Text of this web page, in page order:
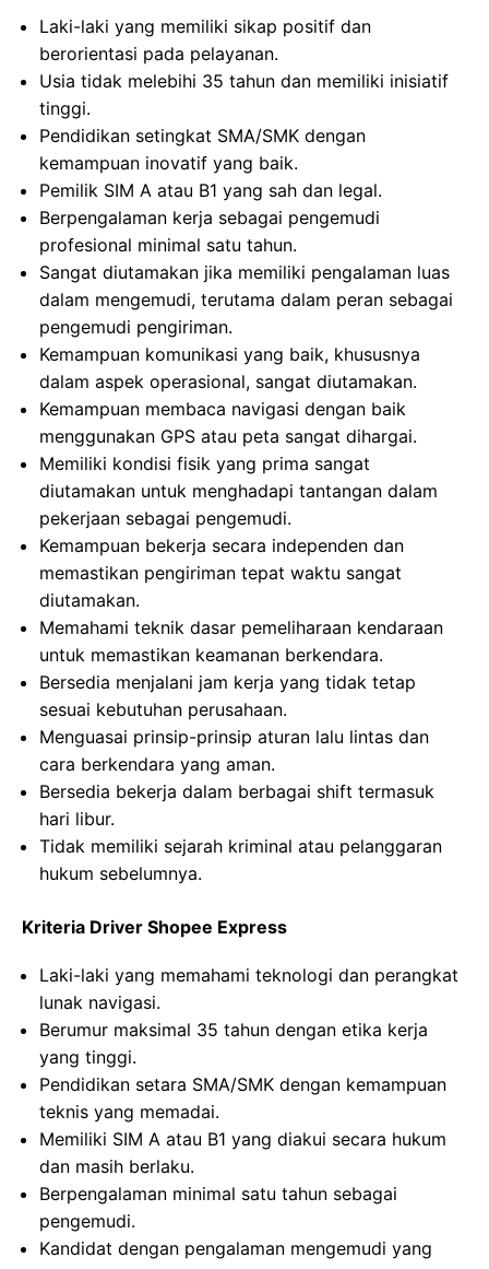
Laki-laki yang memiliki sikap positif dan
berorientasi pada pelayanan.
Usia tidak melebihi 35 tahun dan memiliki inisiatif
tinggi.
Pendidikan setingkat SMA/SMK dengan
kemampuan inovatif yang baik.
Pemilik SIM A atau B1 yang sah dan legal.
Berpengalaman kerja sebagai pengemudi
profesional minimal satu tahun.
Sangat diutamakan jika memiliki pengalaman luas
dalam mengemudi, terutama dalam peran sebagai
pengemudi pengiriman.
Kemampuan komunikasi yang baik, khususnya
dalam aspek operasional, sangat diutamakan.
Kemampuan membaca navigasi dengan baik
menggunakan GPS atau peta sangat dihargai.
Memiliki kondisi fisik yang prima sangat
diutamakan untuk menghadapi tantangan dalam
pekerjaan sebagai pengemudi.
Kemampuan bekerja secara independen dan
memastikan pengiriman tepat waktu sangat
diutamakan.
Memahami teknik dasar pemeliharaan kendaraan
untuk memastikan keamanan berkendara.
Bersedia menjalani jam kerja yang tidak tetap
sesuai kebutuhan perusahaan.
Menguasai prinsip-prinsip aturan lalu lintas dan
cara berkendara yang aman.
Bersedia bekerja dalam berbagai shift termasuk
hari libur.
Tidak memiliki sejarah kriminal atau pelanggaran
hukum sebelumnya.
Kriteria Driver Shopee Express
Laki-laki yang memahami teknologi dan perangkat
lunak navigasi.
Berumur maksimal 35 tahun dengan etika kerja
yang tinggi.
Pendidikan setara SMA/SMK dengan kemampuan
teknis yang memadai.
Memiliki SIM A atau B1 yang diakui secara hukum
dan masih berlaku.
Berpengalaman minimal satu tahun sebagai
pengemudi.
Kandidat dengan pengalaman mengemudi yang